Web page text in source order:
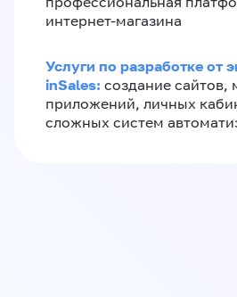
интернет-магазина
Услуги по разработке от
inSales: создание сайтов,
приложений, личных
сложных систем